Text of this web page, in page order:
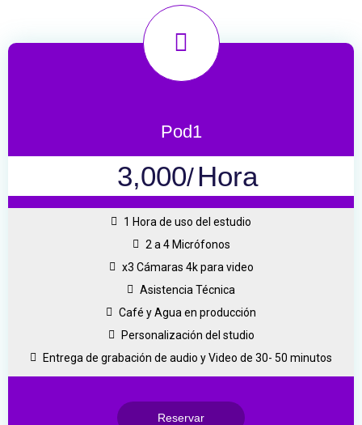
Pod1
3,000/Hora
1 Hora de uso del estudio
2 a 4 Micrófonos
x3 Cámaras 4k para video
Asistencia Técnica
Café y Agua en producción
Personalización del studio
Entrega de grabación de audio y Video de 30- 50 minutos
Reservar